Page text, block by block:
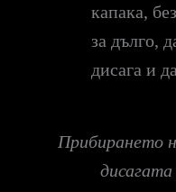
капака,
за дълго,
дисага и
Прибирането
дисагата